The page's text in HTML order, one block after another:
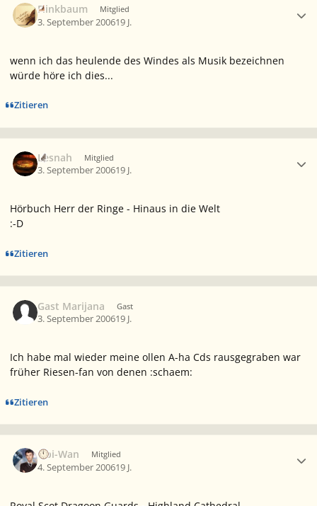
Flinkbaum Mitglied
3. September 200619 J.
wenn ich das heulende des Windes als Musik bezeichnen
würde höre ich dies...
Zitieren
Lesnah Mitglied
3. September 200619 J.
Hörbuch Herr der Ringe - Hinaus in die Welt
:-D
Zitieren
Gast Marijana Gast
3. September 200619 J.
Ich habe mal wieder meine ollen A-ha Cds rausgegraben war
früher Riesen-fan von denen :schaem:
Zitieren
Obi-Wan Mitglied
4. September 200619 J.